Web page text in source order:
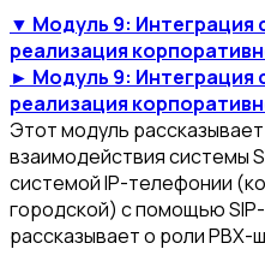
▼ Модуль 9: Интеграция
реализация
► Модуль 9: Интеграция
реализация
Этот модуль
взаимодействия системы
системой IP-телефонии
городской) с помощью
рассказывает о роли PBX-